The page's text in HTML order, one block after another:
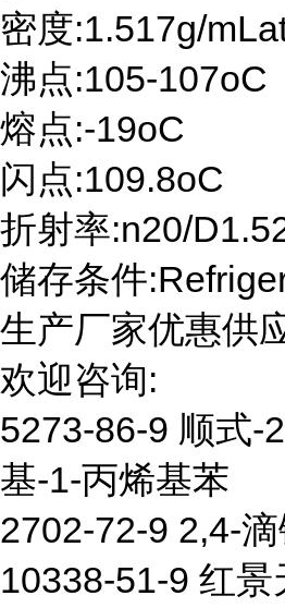
密度:1.517g/
沸点:105-107oC
熔点:-19oC
闪点:109.8oC
折射率:n20/
储存条件
生产厂家优惠供
欢迎咨询:
5273-86-9 顺式-
基-1-丙烯基苯
2702-72-9 2,4-
10338-51-9 红景